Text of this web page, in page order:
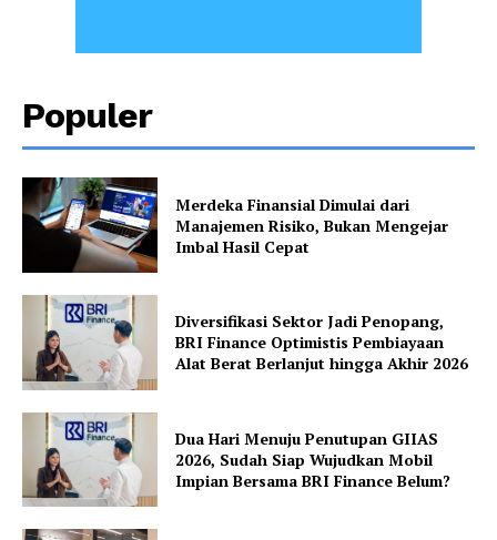
Populer
Merdeka Finansial Dimulai dari
Manajemen Risiko, Bukan Mengejar
Imbal Hasil Cepat
Diversifikasi Sektor Jadi Penopang,
BRI Finance Optimistis Pembiayaan
Alat Berat Berlanjut hingga Akhir 2026
Dua Hari Menuju Penutupan GIIAS
2026, Sudah Siap Wujudkan Mobil
Impian Bersama BRI Finance Belum?